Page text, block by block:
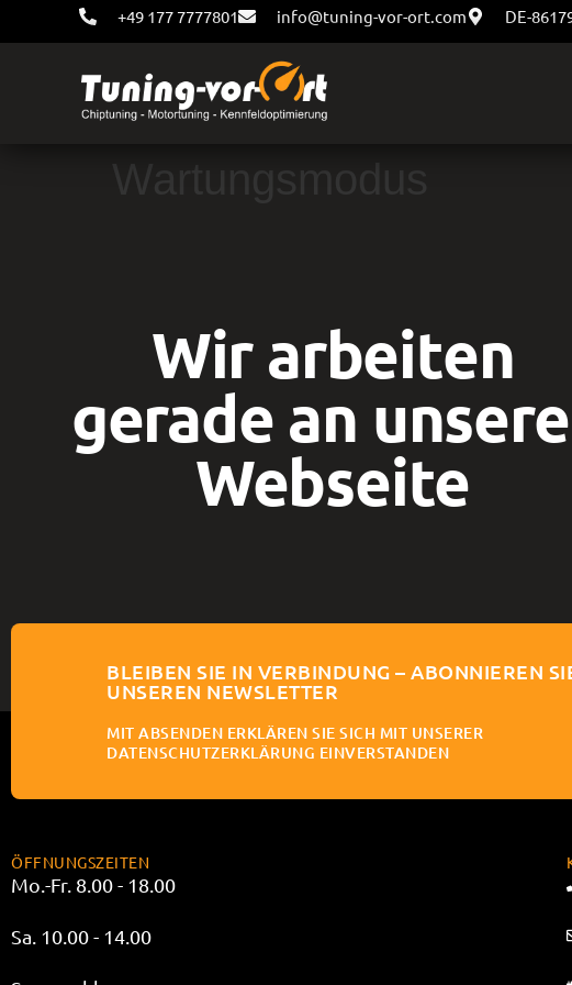
+49 177 7777801 info@tuning-vor-ort.com DE-
Wartungsmodus
Wir arbeiten
gerade an
Webseite
BLEIBEN SIE IN VERBINDUNG – ABONNIEREN
UNSEREN NEWSLETTER
MIT ABSENDEN ERKLÄREN SIE SICH MIT UNSERER
DATENSCHUTZERKLÄRUNG EINVERSTANDEN
ÖFFNUNGSZEITEN
Mo.-Fr. 8.00 - 18.00
Sa. 10.00 - 14.00